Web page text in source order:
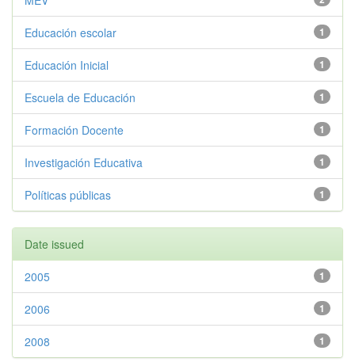
1
Educación escolar
1
Educación Inicial
1
Escuela de Educación
1
Formación Docente
1
Investigación Educativa
1
Políticas públicas
Date issued
1
2005
1
2006
1
2008